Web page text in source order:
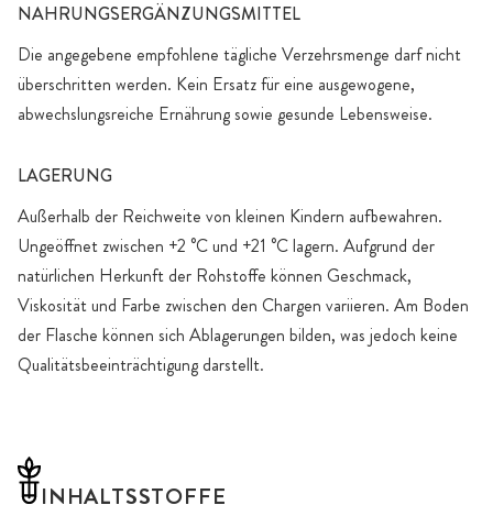
NAHRUNGSERGÄNZUNGSMITTEL
Die angegebene empfohlene tägliche Verzehrsmenge darf nicht
überschritten werden. Kein Ersatz für eine ausgewogene,
abwechslungsreiche Ernährung sowie gesunde Lebensweise.
LAGERUNG
Außerhalb der Reichweite von kleinen Kindern aufbewahren.
Ungeöffnet zwischen +2 °C und +21 °C lagern. Aufgrund der
natürlichen Herkunft der Rohstoffe können Geschmack,
Viskosität und Farbe zwischen den Chargen variieren. Am Boden
der Flasche können sich Ablagerungen bilden, was jedoch keine
Qualitätsbeeinträchtigung darstellt.
INHALTSSTOFFE